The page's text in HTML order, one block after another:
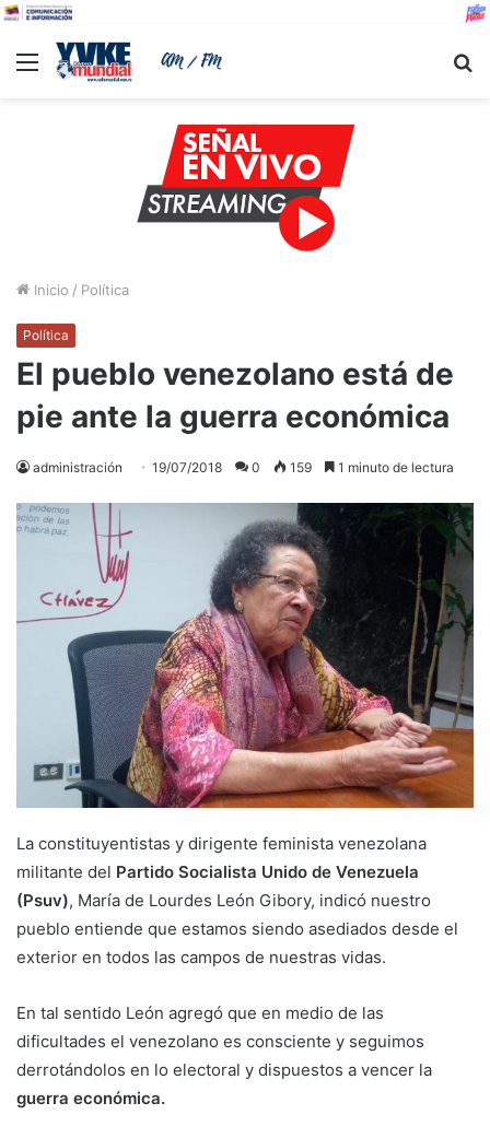
Menu
Inicio / Política
Política
El pueblo venezolano está de
pie ante la guerra económica
administración 19/07/2018 0 159 1 minuto de lectura
La constituyentistas y dirigente feminista venezolana
militante del Partido Socialista Unido de Venezuela
(Psuv), María de Lourdes León Gibory​, indicó nuestro
pueblo entiende que estamos siendo asediados desde el
exterior en todos las campos de nuestras vidas.
En tal sentido León agregó que en medio de las
dificultades el venezolano es consciente y seguimos
derrotándolos en lo electoral y dispuestos a vencer la
guerra económica.